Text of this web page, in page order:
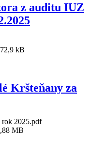
z auditu IUZ
kB
Kršteňany za
rok 2025.pdf
MB